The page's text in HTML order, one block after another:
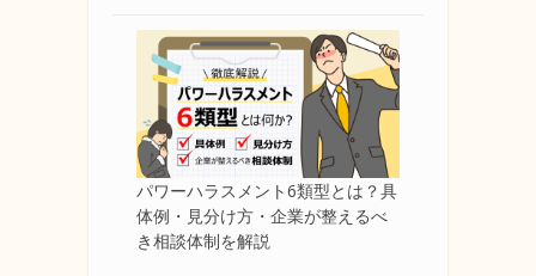
パワーハラスメント6類型とは？具
体例・見分け方・企業が整えるべ
き相談体制を解説